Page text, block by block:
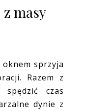
masy
sprzyja
Razem z
spędzić czas
dynie z